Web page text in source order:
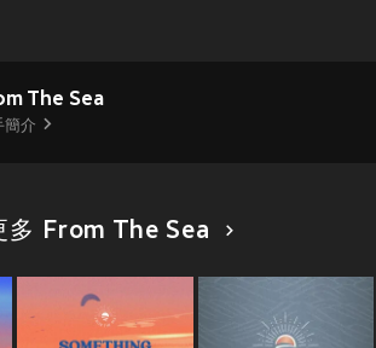
The Sea
簡介
多 From The Sea